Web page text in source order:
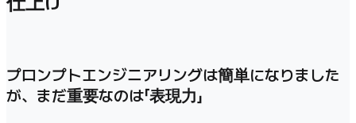
プロンプトエンジニアリングは簡単になりました
が、まだ重要なのは「表現力」